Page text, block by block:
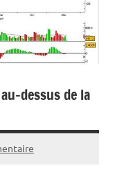
dessus de la